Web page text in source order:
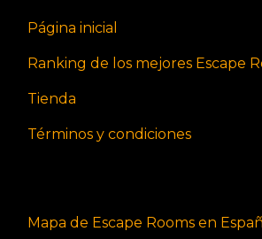
Página inicial
Ranking de los mejores Escape
Tienda
Términos y condiciones
Mapa de Escape Rooms en